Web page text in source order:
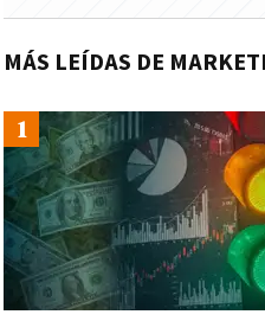
MÁS LEÍDAS DE